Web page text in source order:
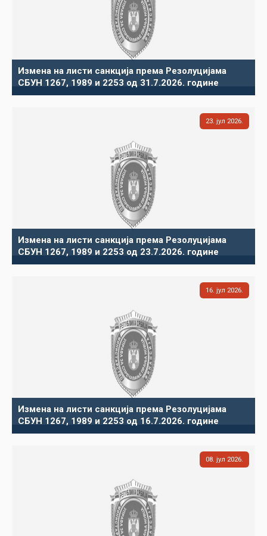
Измена на листи санкција према Резолуцијама
СБУН 1267, 1989 и 2253 од 31.7.2026. године
23 јул 2026
Измена на листи санкција према Резолуцијама
СБУН 1267, 1989 и 2253 од 23.7.2026. године
16 јул 2026
Измена на листи санкција према Резолуцијама
СБУН 1267, 1989 и 2253 од 16.7.2026. године
08 јул 2026